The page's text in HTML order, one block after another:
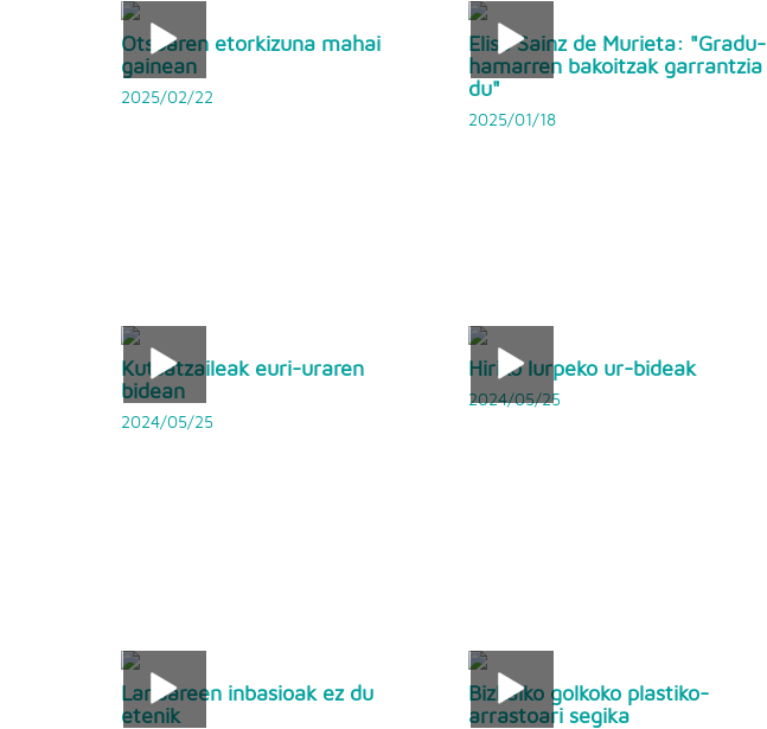
Otsoaren etorkizuna mahai
gainean
2025/02/22
Elisa Sainz de Murieta: "Gradu-
hamarren bakoitzak garrantzia
du"
2025/01/18
Kutsatzaileak euri-uraren
bidean
2024/05/25
Hiriko lurpeko ur-bideak
2024/05/25
Landareen inbasioak ez du
etenik
Bizkaiko golkoko plastiko-
arrastoari segika